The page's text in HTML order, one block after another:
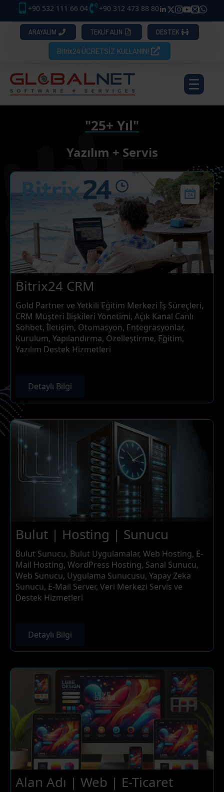
+90 532 111 66 04 +90 312 473 88 80
ARAYALIM TEKLİF ALIN DESTEK
Bitrix24 ÜCRETSİZ KULLANIN!
"25+ Yıl"
Yazılım + Servis
Bitrix24 CRM
Gold Partner ve Yetkili Eğitim Merkezi İş Süreçleri,
CRM Müşteri İlişkileri Yönetimi, Açık Kanal Canlı
Sohbet, İletişim, Otomasyon, Entegrasyonlar,
Kurulum, Yapılandırma, Özelleştirme, Eğitim,
Yazılım Destek Hizmetleri
Detaylı Bilgi
Bulut | Hosting | Sunucu
Bulut Sunucu, Bulut Uygulamalar, Web Hosting, E-
Mail Hosting, WordPress Hosting, Sanal Sunucu,
Web Sunucu, Uygulama Sunucusu, Yapay Zeka
Sunucu, E-Mail Server, Veri Merkezi Servis ve
Destek Hizmetleri
Detaylı Bilgi
Alan Adı | Web | E-Ticaret